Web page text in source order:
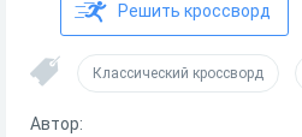
Решить кроссворд
Классический кроссворд
Автор: